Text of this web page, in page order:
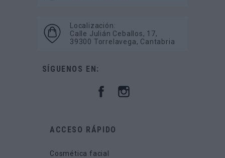
Localización:
Calle Julián Ceballos, 17,
39300 Torrelavega, Cantabria
SÍGUENOS EN:
ACCESO RÁPIDO
Cosmética facial